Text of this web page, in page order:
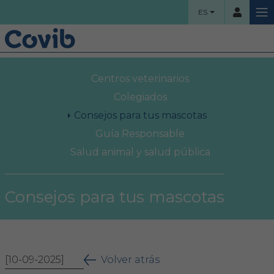
ES
HOME
Bolsa de trabajo
Centros veterinarios
Colegiados
Consejos para tus mascotas
Guía Responsable
Salud animal y salud pública
Consejos para tus mascotas
[10-09-2025] Volver atrás